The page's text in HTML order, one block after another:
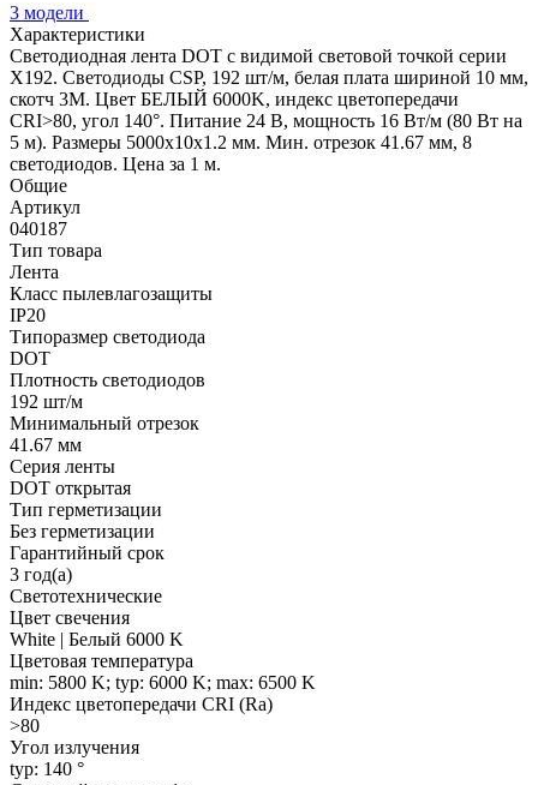
3 модели
Характеристики
Светодиодная лента DOT с видимой световой точкой серии
X192. Светодиоды CSP, 192 шт/м, белая плата шириной 10 мм,
скотч 3M. Цвет БЕЛЫЙ 6000K, индекс цветопередачи
CRI>80, угол 140°. Питание 24 В, мощность 16 Вт/м (80 Вт на
5 м). Размеры 5000х10х1.2 мм. Мин. отрезок 41.67 мм, 8
светодиодов. Цена за 1 м.
Общие
Артикул
040187
Тип товара
Лента
Класс пылевлагозащиты
IP20
Типоразмер светодиода
DOT
Плотность светодиодов
192 шт/м
Минимальный отрезок
41.67 мм
Серия ленты
DOT открытая
Тип герметизации
Без герметизации
Гарантийный срок
3 год(а)
Светотехнические
Цвет свечения
White | Белый 6000 K
Цветовая температура
min: 5800 K; typ: 6000 K; max: 6500 K
Индекс цветопередачи CRI (Ra)
>80
Угол излучения
typ: 140 °